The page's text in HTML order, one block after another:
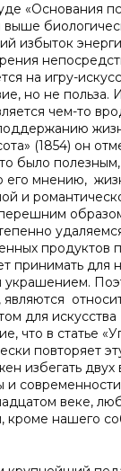
«Основания
избыток
на игру-
но не польза.
чем-то
(1854) он
было
его мнению,
и
принимать для
украшением.
для искусства
что в статье
повторяет
избегать двух
и
веке,
нашего